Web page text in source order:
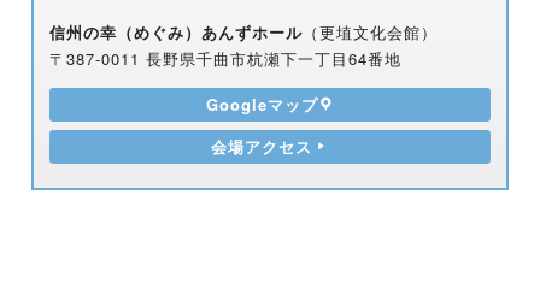
信州の幸（めぐみ）あんずホール （更埴文化会館）
〒387-0011 長野県千曲市杭瀬下一丁目64番地
Googleマップ
会場アクセス